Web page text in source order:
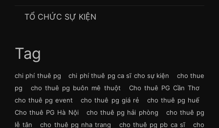
TỔ CHỨC SỰ KIỆN
Tag
chi phí thuê pg chi phí thuê pg ca sĩ cho sự kiện
cho thue
pg
cho thuê pg buôn mê thuột
Cho thuê PG Cần Thơ
cho thuê pg event
cho thuê pg giá rẻ
cho thuê pg huế
Cho thuê PG Hà Nội
cho thuê pg hải phòng
cho thuê pg
lễ tân
cho thuê pg nha trang cho thuê pg pb ca sĩ cho